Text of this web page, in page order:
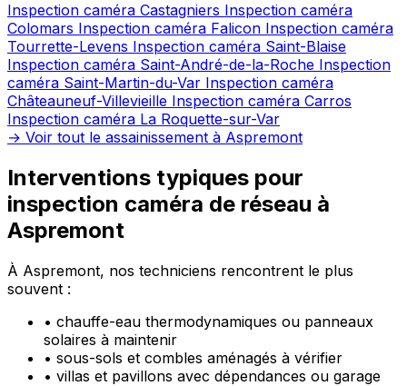
Inspection caméra Castagniers Inspection caméra
Colomars Inspection caméra Falicon Inspection caméra
Tourrette-Levens Inspection caméra Saint-Blaise
Inspection caméra Saint-André-de-la-Roche Inspection
caméra Saint-Martin-du-Var Inspection caméra
Châteauneuf-Villevieille Inspection caméra Carros
Inspection caméra La Roquette-sur-Var
→ Voir tout le assainissement à Aspremont
Interventions typiques pour
inspection caméra de réseau à
Aspremont
À Aspremont, nos techniciens rencontrent le plus
souvent :
• chauffe-eau thermodynamiques ou panneaux
solaires à maintenir
• sous-sols et combles aménagés à vérifier
• villas et pavillons avec dépendances ou garage